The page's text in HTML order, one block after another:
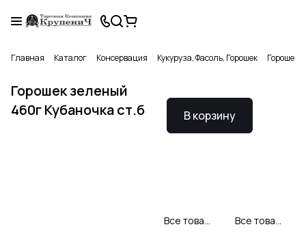
Главная Каталог Консервация Кукуруза, Фасоль, Горошек Горошек
Горошек зеленый
460г Кубаночка ст.б
В корзину
Все товары Кубаночка Все товары категории